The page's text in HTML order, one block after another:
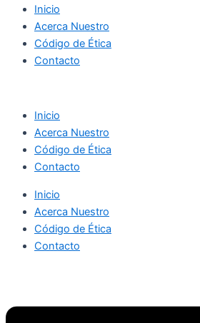
Inicio
Acerca Nuestro
Código de Ética
Contacto
Inicio
Acerca Nuestro
Código de Ética
Contacto
Inicio
Acerca Nuestro
Código de Ética
Contacto